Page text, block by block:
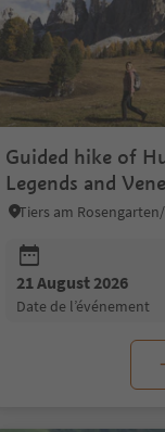
Guided hike of
Legends and
21 August 2026
date de l’événement